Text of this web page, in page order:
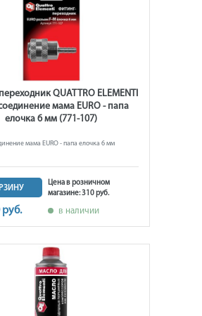
QUATTRO ELEMENTI
мама EURO - папа
елочка 6 мм (771-107)
мама EURO - папа елочка 6 мм
руб.
Цена в розничном
магазине: 310 руб.
в наличии